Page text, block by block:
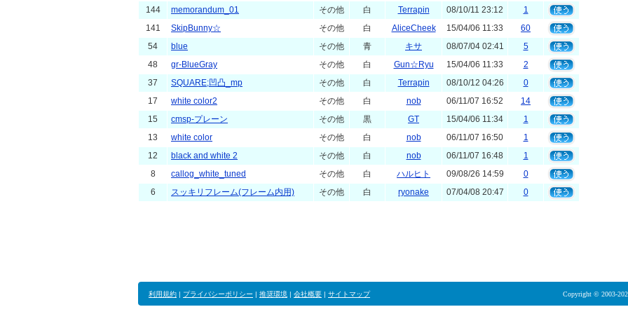
144
memorandum_01 その他 白 Terrapin 08/10/11 23:12
1
141
SkipBunny☆ その他 白 AliceCheek 15/04/06 11:33
60
54
blue その他 青 キサ 08/07/04 02:41
5
48
gr-BlueGray その他 白 Gun☆Ryu 15/04/06 11:33
2
37
SQUARE;凹凸_mp その他 白 Terrapin 08/10/12 04:26
0
17
white color2 その他 白 nob 06/11/07 16:52
14
15
cmsp-プレーン その他 黒 GT 15/04/06 11:34
1
13
white color その他 白 nob 06/11/07 16:50
1
12
black and white 2 その他 白 nob 06/11/07 16:48
1
8
callog_white_tuned その他 白 ハルヒト 09/08/26 14:59
0
6
スッキリフレーム(フレーム内用) その他 白 ryonake 07/04/08 20:47 0
利用規約 | プライバシーポリシー | 推奨環境 | 会社概要 | サイトマップ Copyright © 2003-